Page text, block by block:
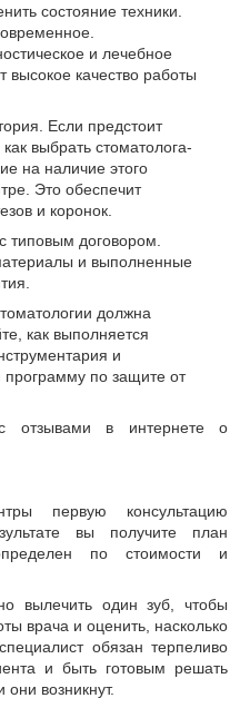
состояние техники.
и лечебное
высокое качество работы
Если предстоит
выбрать стоматолога-
на наличие этого
Это обеспечит
и коронок.
типовым договором.
и выполненные
должна
как выполняется
и
по защите от
с отзывами в интернете о
первую консультацию
вы получите план
по стоимости и
вылечить один зуб, чтобы
врача и оценить, насколько
обязан терпеливо
и быть готовым решать
возникнут.